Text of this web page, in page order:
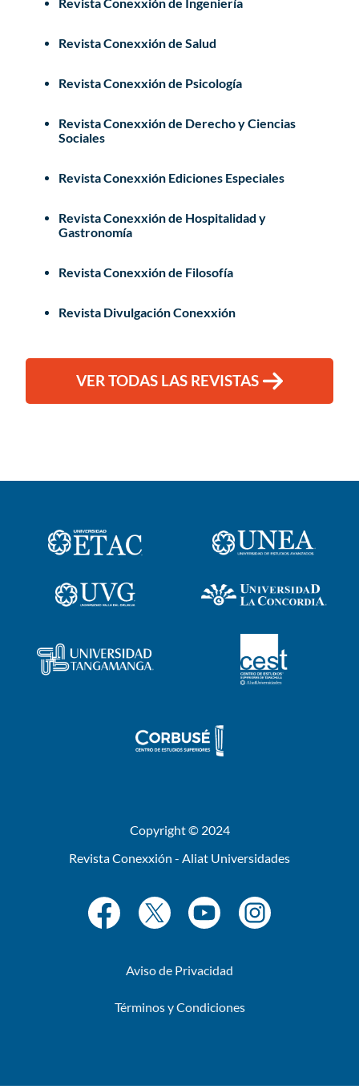
Revista Conexxión de Ingeniería
Revista Conexxión de Salud
Revista Conexxión de Psicología
Revista Conexxión de Derecho y Ciencias
Sociales
Revista Conexxión Ediciones Especiales
Revista Conexxión de Hospitalidad y
Gastronomía
Revista Conexxión de Filosofía
Revista Divulgación Conexxión
VER TODAS LAS REVISTAS
Copyright © 2024
Revista Conexxión - Aliat Universidades
Aviso de Privacidad
Términos y Condiciones